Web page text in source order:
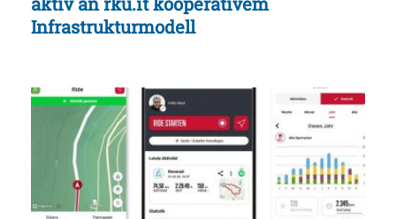
Infrastrukturmodell